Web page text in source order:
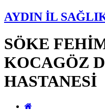
AYDIN İL
SÖKE
KOCAGÖZ
HASTANESİ